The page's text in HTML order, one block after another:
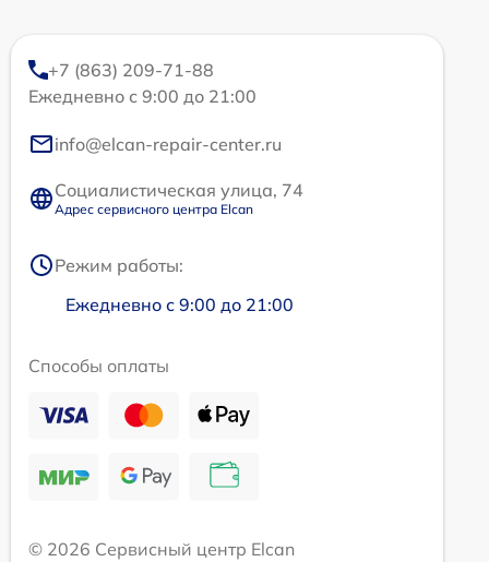
+7 (863) 209-71-88
Ежедневно с 9:00 до 21:00
info@elcan-repair-center.ru
Социалистическая улица, 74
Адрес сервисного центра Elcan
Режим работы:
Ежедневно с 9:00 до 21:00
Способы оплаты
© 2026 Сервисный центр Elcan